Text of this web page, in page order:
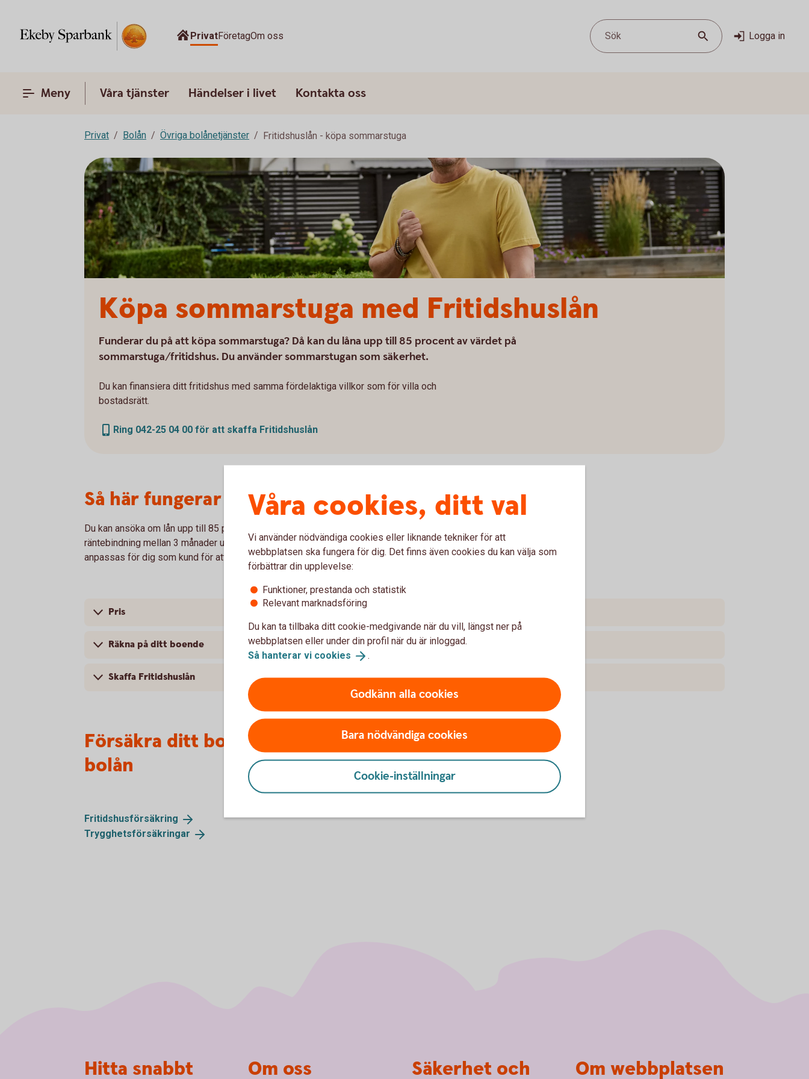
PrivatFöretagOm oss Sök Logga in
Meny Våra tjänster Händelser i livet Kontakta oss
Privat Bolån Övriga bolånetjänster Fritidshuslån - köpa sommarstuga
Köpa sommarstuga med Fritidshuslån
Funderar du på att köpa sommarstuga? Då kan du låna upp till 85 procent av värdet på
sommarstuga/fritidshus. Du använder sommarstugan som säkerhet.
Du kan finansiera ditt fritidshus med samma fördelaktiga villkor som för villa och
bostadsrätt.
Ring 042-25 04 00 för att skaffa Fritidshuslån
Så här fungerar Fritidshuslånet
Du kan ansöka om lån upp till 85 procent av värdet på fritidshuset. Du kan välja
räntebindning mellan 3 månader upp till 10 år. Amorteringstiden är individuell och
anpassas för dig som kund för att på bästa sätt passa dina unika förutsättningar.
Pris
Räkna på ditt boende
Skaffa Fritidshuslån
Försäkra ditt boende och ditt
bolån
Fritidshusförsäkring
Trygghetsförsäkringar
Räntor
Räntor förFritidshuslånet
Våra cookies, ditt val
Vi använder nödvändiga cookies eller liknande tekniker för att
webbplatsen ska fungera för dig. Det finns även cookies du kan välja som
förbättrar din upplevelse:
Funktioner, prestanda och statistik
Relevant marknadsföring
Du kan ta tillbaka ditt cookie-medgivande när du vill, längst ner på
webbplatsen eller under din profil när du är inloggad.
Så hanterar vi cookies .
Godkänn alla cookies
Bara nödvändiga cookies
Cookie-inställningar
Hitta snabbt Om oss Säkerhet och Om webbplatsen